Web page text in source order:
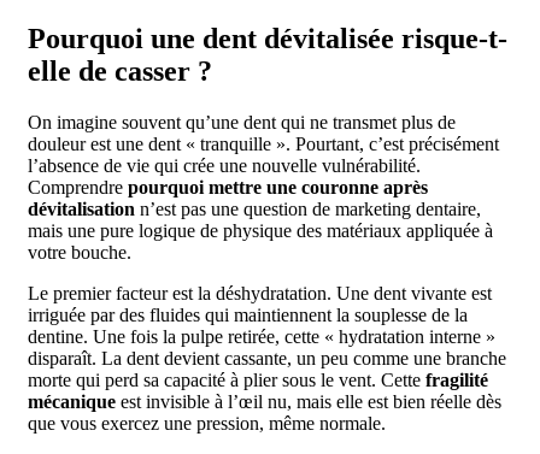
Pourquoi une dent dévitalisée risque-t-
elle de casser ?
On imagine souvent qu’une dent qui ne transmet plus de
douleur est une dent « tranquille ». Pourtant, c’est précisément
l’absence de vie qui crée une nouvelle vulnérabilité.
Comprendre pourquoi mettre une couronne après
dévitalisation n’est pas une question de marketing dentaire,
mais une pure logique de physique des matériaux appliquée à
votre bouche.
Le premier facteur est la déshydratation. Une dent vivante est
irriguée par des fluides qui maintiennent la souplesse de la
dentine. Une fois la pulpe retirée, cette « hydratation interne »
disparaît. La dent devient cassante, un peu comme une branche
morte qui perd sa capacité à plier sous le vent. Cette fragilité
mécanique est invisible à l’œil nu, mais elle est bien réelle dès
que vous exercez une pression, même normale.